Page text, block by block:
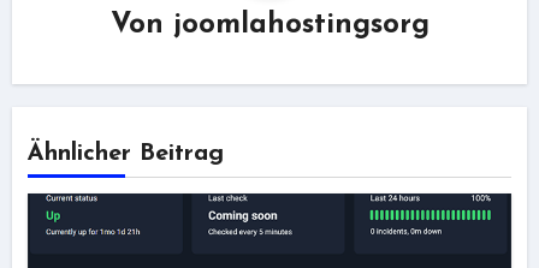
Von joomlahostingsorg
Ähnlicher Beitrag